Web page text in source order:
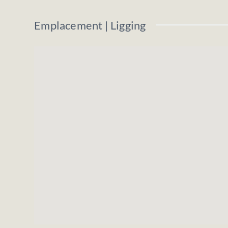
Très belle situation dans la Vallée de la
Emplacement | Ligging